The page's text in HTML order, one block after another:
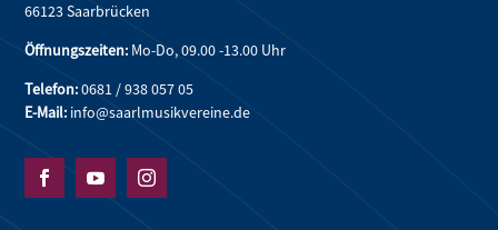
66123 Saarbrücken
Öffnungszeiten: Mo-Do, 09.00 -13.00 Uhr
Telefon:0681 / 938 057 05
E-Mail: info@saarlmusikvereine.de
  